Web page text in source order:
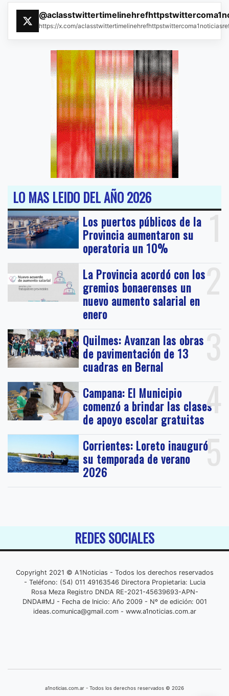
https://x.com/
LO MAS LEIDO DEL AÑO 2026
1
Los puertos públicos de la
Provincia aumentaron su
operatoria un 10%
2
La Provincia acordó con los
gremios bonaerenses un
nuevo aumento salarial en
enero
3
Quilmes: Avanzan las obras
de pavimentación de 13
cuadras en Bernal
4
Campana: El Municipio
comenzó a brindar las clases
de apoyo escolar gratuitas
5
Corrientes: Loreto inauguró
su temporada de verano
2026
REDES SOCIALES
Copyright 2021 © A1Noticias - Todos los derechos reservados
- Teléfono: (54) 011 49163546 Directora Propietaria: Lucia
Rosa Meza Registro DNDA RE-2021-45639693-APN-
DNDA#MJ - Fecha de Inicio: Año 2009 - Nº de edición: 001
ideas.comunica@gmail.com- www.a1noticias.com.ar
a1noticias.com.ar - Todos los derechos reservados © 2026